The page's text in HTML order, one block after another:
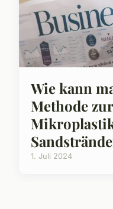
Wie kann
Methode
1. Juli 2024